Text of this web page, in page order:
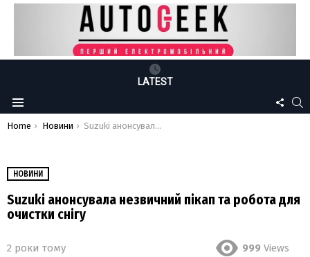
LATEST
Menu
US
You are here:
Home Новини Suzuki анонсувала незвичний пікап та робота для очистки снігу
НОВИНИ
Suzuki анонсувала незвичний пікап та робота для
очистки снігу
2 роки тому 999 Views